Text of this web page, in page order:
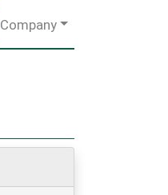
Company